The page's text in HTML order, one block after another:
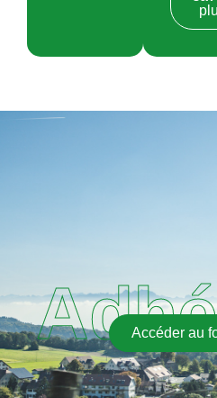
Accéder au